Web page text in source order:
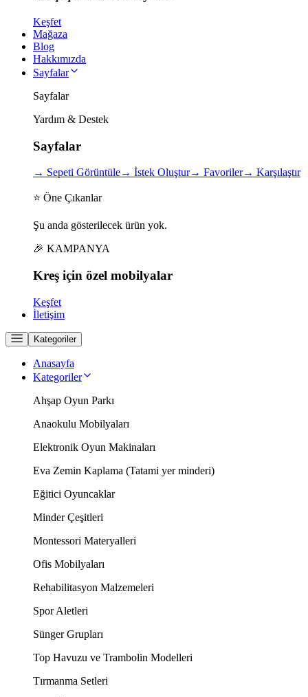
Keşfet
Mağaza
Blog
Hakkımızda
Sayfalar
Sayfalar
Yardım & Destek
Sayfalar
→ Sepeti Görüntüle→ İstek Oluştur→ Favoriler→ Karşılaştır
⭐ Öne Çıkanlar
Şu anda gösterilecek ürün yok.
🎉 KAMPANYA
Kreş için özel mobilyalar
Keşfet
İletişim
Kategoriler
Anasayfa
Kategoriler
Ahşap Oyun Parkı
Anaokulu Mobilyaları
Elektronik Oyun Makinaları
Eva Zemin Kaplama (Tatami yer minderi)
Eğitici Oyuncaklar
Minder Çeşitleri
Montessori Materyalleri
Ofis Mobilyaları
Rehabilitasyon Malzemeleri
Spor Aletleri
Sünger Grupları
Top Havuzu ve Trambolin Modelleri
Tırmanma Setleri